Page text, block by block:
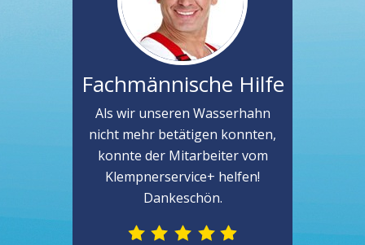
Fachmännische Hilfe
Als wir unseren Wasserhahn
nicht mehr betätigen konnten,
konnte der Mitarbeiter vom
Klempnerservice+ helfen!
Dankeschön.